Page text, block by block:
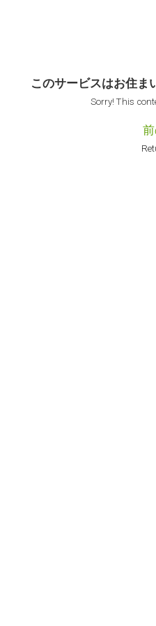
このサービスはお住ま
Sorry! This